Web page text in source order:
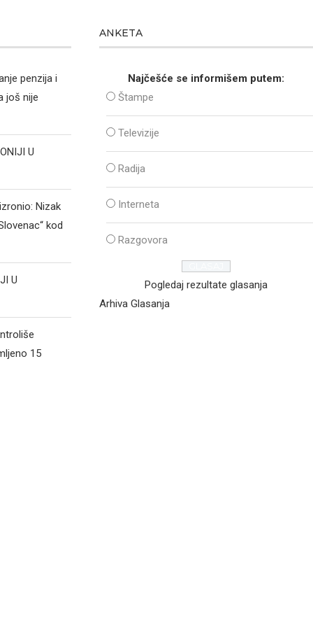
penzija i
još nije
U
Nizak
kod
U
15
ANKETA
Najčešće se informišem putem:
Štampe
Televizije
Radija
Interneta
Razgovora
Pogledaj rezultate glasanja
Arhiva Glasanja